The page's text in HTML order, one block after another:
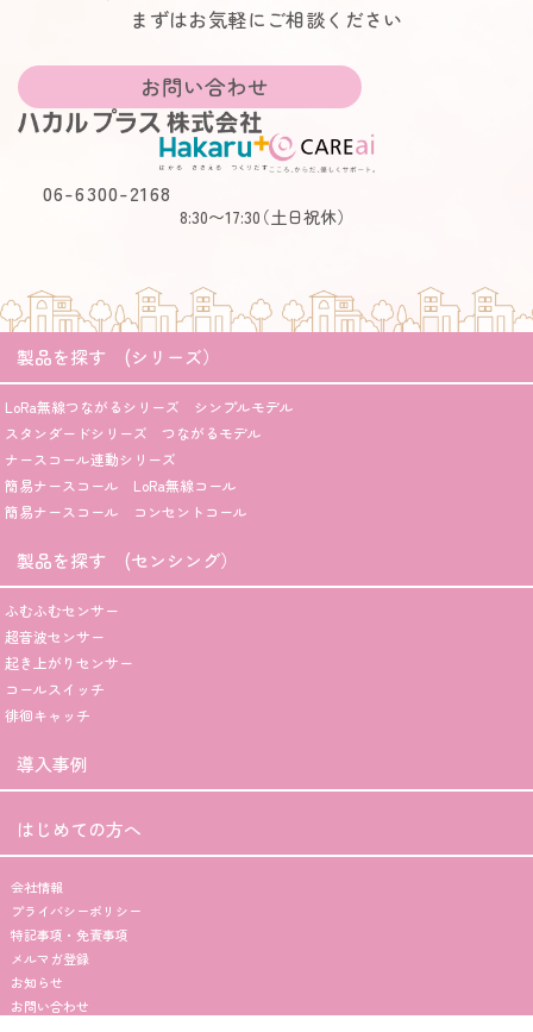
まずはお気軽にご相談ください
お問い合わせ
06-6300-2168
8:30〜17:30（土日祝休）
製品を探す (シリーズ）
LoRa無線つながるシリーズ シンプルモデル
スタンダードシリーズ つながるモデル
ナースコール連動シリーズ
簡易ナースコール LoRa無線コール
簡易ナースコール コンセントコール
製品を探す (センシング）
ふむふむセンサー
超音波センサー
起き上がりセンサー
コールスイッチ
徘徊キャッチ
導入事例
はじめての方へ
会社情報
プライバシーポリシー
特記事項・免責事項
メルマガ登録
お知らせ
お問い合わせ